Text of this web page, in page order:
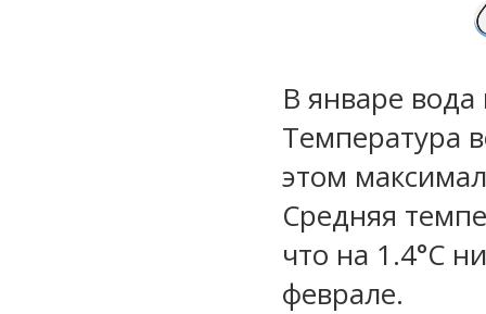
В январе
Температура
этом
Средняя
что на 1.4°C
феврале.